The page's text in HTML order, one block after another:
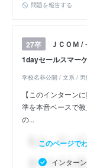
問題を報告する
27卒
ＪＣＯＭ
1dayセールスマー
学校名非公開 / 文系 / 男
【このインターン
準を本音ベースで
の...
このページで
インター